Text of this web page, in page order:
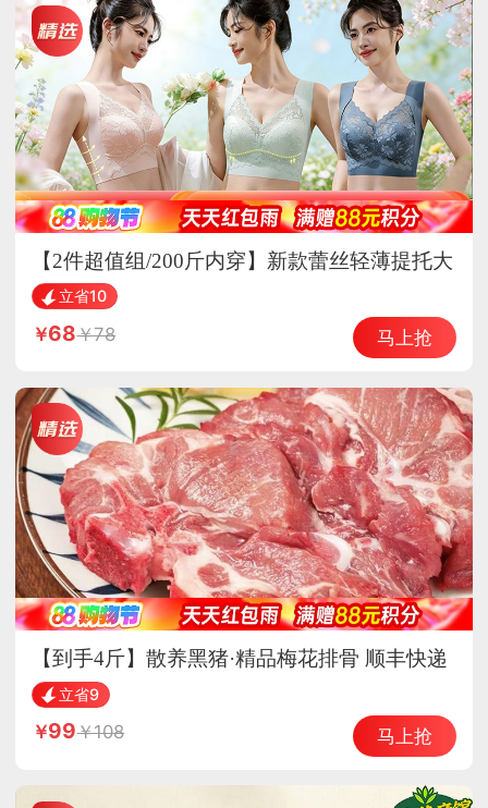
【2件超值组/200斤内穿】新款蕾丝轻薄提托大
胸显小透气内衣·肤色+墨兰
立省10
68 78 马上抢
【到手4斤】散养黑猪·精品梅花排骨 顺丰快递
立省9
99 108 马上抢